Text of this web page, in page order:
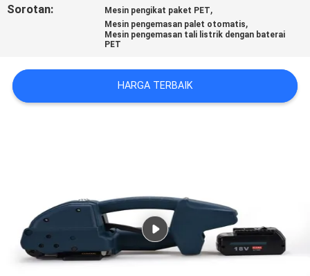
PRIVACY
POLICY
Sorotan: Mesin pengikat paket PET,
Mesin pengemasan palet otomatis,
Mesin pengemasan tali listrik dengan baterai
PET
HARGA TERBAIK